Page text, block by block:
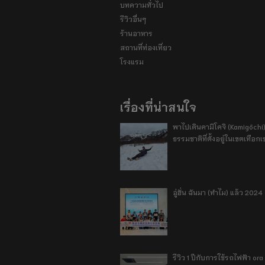
บทความทั่วไป
รีวิวอื่นๆ
ร้านอาหาร
สถานที่ท่องเที่ยว
โรงแรม
เรื่องที่น่าสนใจ
พาไปเดินคามิโคจิ
ธรรมชาติที่ตั้งอยู่ในเขตเทือก
อู่ฮั่น ฉันมา (ทำไม) แล้ว 2024
รีวิว 1 ปีกับการใช้รถไฟฟ้า